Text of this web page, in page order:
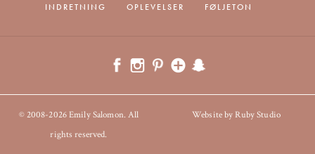
INDRETNING
OPLEVELSER FØLJETON
© 2008-2026 Emily Salomon. All
rights reserved.
Website by Ruby Studio